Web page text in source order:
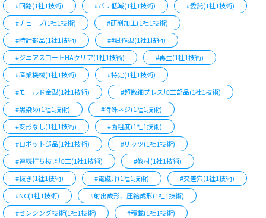
#回路(1社1技術)
#バリ低減(1社1技術)
#委託(1社1技術)
#チューブ(1社1技術)
#研削加工(1社1技術)
#時計部品(1社1技術)
##試作型(1社1技術)
#ジニアスコートHAクリア(1社1技術)
#再生(1社1技術)
#産業機械(1社1技術)
#特定(1社1技術)
#モールド金型(1社1技術)
#超微細プレス加工部品(1社1技術)
#黒染め(1社1技術)
#特殊ネジ(1社1技術)
#変形なし(1社1技術)
#面粗度(1社1技術)
#ロボット部品(1社1技術)
#リッツ(1社1技術)
#連続打ち抜き加工(1社1技術)
#教材(1社1技術)
#抜き(1社1技術)
#電磁弁(1社1技術)
#交差穴(1社1技術)
#NC(1社1技術)
#射出成形、圧縮成形(1社1技術)
#センシング技術(1社1技術)
#積載(1社1技術)